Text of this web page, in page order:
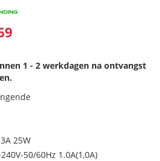
1 - 2 werkdagen na ontvangst
25W
50/60Hz 1.0A(1,0A)